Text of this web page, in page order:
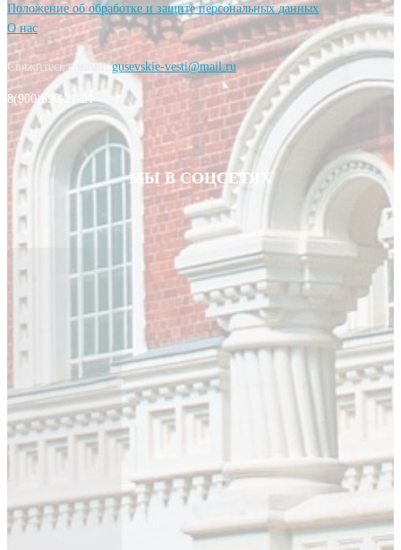
Положение об обработке и защите персональных данных
О нас
Свяжитесь с нами:gusevskie-vesti@mail.ru
8(900)590-21-21
МЫ В СОЦСЕТЯХ